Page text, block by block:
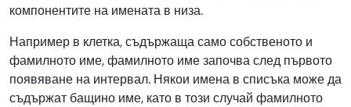
компонентите на имената в низа.
Например в клетка, съдържаща само собственото и
фамилното име, фамилното име започва след първото
появяване на интервал. Някои имена в списъка може да
съдържат бащино име, като в този случай фамилното